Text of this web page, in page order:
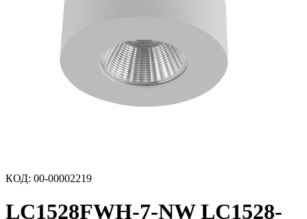
КОД: 00-00002219
LC1528FWH-7-NW LC1528-